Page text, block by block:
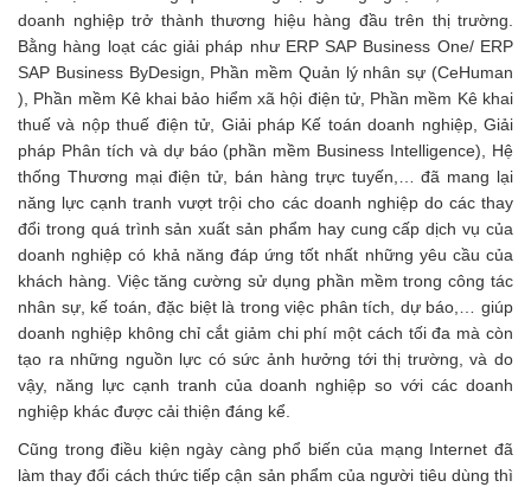
doanh nghiệp trở thành thương hiệu hàng đầu trên thị trường.
Bằng hàng loạt các giải pháp như ERP SAP Business One/ ERP
SAP Business ByDesign, Phần mềm Quản lý nhân sự (CeHuman
), Phần mềm Kê khai bảo hiểm xã hội điện tử, Phần mềm Kê khai
thuế và nộp thuế điện tử, Giải pháp Kế toán doanh nghiệp, Giải
pháp Phân tích và dự báo (phần mềm Business Intelligence), Hệ
thống Thương mại điện tử, bán hàng trực tuyến,… đã mang lại
năng lực cạnh tranh vượt trội cho các doanh nghiệp do các thay
đổi trong quá trình sản xuất sản phẩm hay cung cấp dịch vụ của
doanh nghiệp có khả năng đáp ứng tốt nhất những yêu cầu của
khách hàng. Việc tăng cường sử dụng phần mềm trong công tác
nhân sự, kế toán, đặc biệt là trong việc phân tích, dự báo,… giúp
doanh nghiệp không chỉ cắt giảm chi phí một cách tối đa mà còn
tạo ra những nguồn lực có sức ảnh hưởng tới thị trường, và do
vậy, năng lực cạnh tranh của doanh nghiệp so với các doanh
nghiệp khác được cải thiện đáng kể.
Cũng trong điều kiện ngày càng phổ biến của mạng Internet đã
làm thay đổi cách thức tiếp cận sản phẩm của người tiêu dùng thì